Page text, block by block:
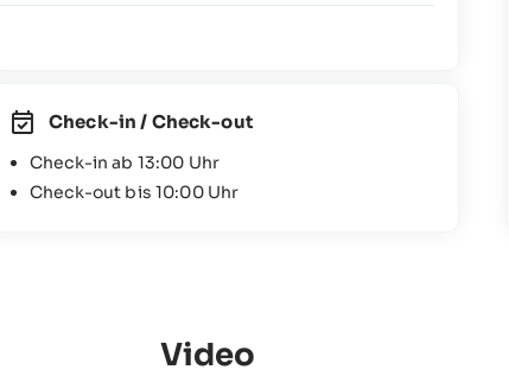
Check-in / Check-out
Check-in ab 13:00 Uhr
Check-out bis 10:00 Uhr
Video